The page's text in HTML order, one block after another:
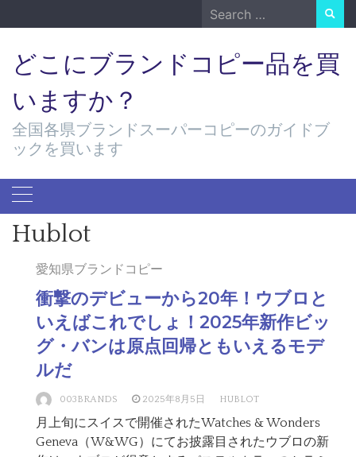
to
Search
for:
どこにブランドコピー品を買
いますか？
全国各県ブランドスーパーコピーのガイドブ
ックを買います
Hublot
愛知県ブランドコピー
衝撃のデビューから20年！ウブロと
いえばこれでしょ！2025年新作ビッ
グ・バンは原点回帰ともいえるモデ
ルだ
003BRANDS 2025年8月5日 HUBLOT
月上旬にスイスで開催されたWatches & Wonders
Geneva（W&WG）にてお披露目されたウブロの新